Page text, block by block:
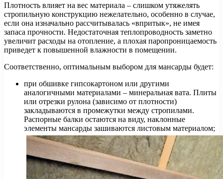
Плотность влияет на вес материала – слишком утяжелять
стропильную конструкцию нежелательно, особенно в случае,
если она изначально рассчитывалась «впритык», не имея
запаса прочности. Недостаточная теплопроводность заметно
увеличит расходы на отопление, а плохая паропроницаемость
приведет к повышенной влажности в помещении.
Соответственно, оптимальным выбором для мансарды будет:
при обшивке гипсокартоном или другими
аналогичными материалами – минеральная вата. Плиты
или отрезки рулона (зависимо от плотности)
закладываются в промежутки между стропилами.
Распорные балки остаются на виду, наклонные
элементы мансарды зашиваются листовым материалом;